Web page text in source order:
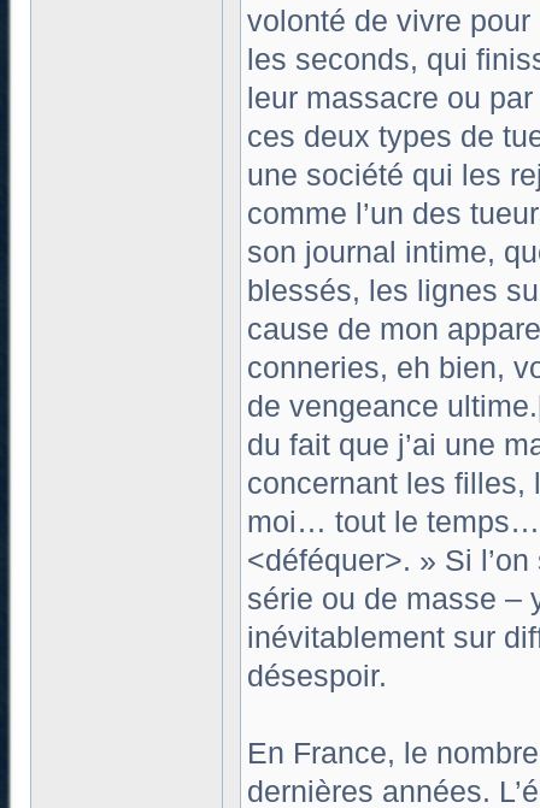
volonté de vivre
les seconds, qui
leur massacre ou
ces deux types de
une société qui les
comme l’un des
son journal intime,
blessés, les lignes
cause de mon
conneries, eh bien,
de vengeance
du fait que j’ai une
concernant les filles,
moi… tout le temps…
<déféquer>. » Si
série ou de masse –
inévitablement sur
désespoir.
En France, le
dernières années.